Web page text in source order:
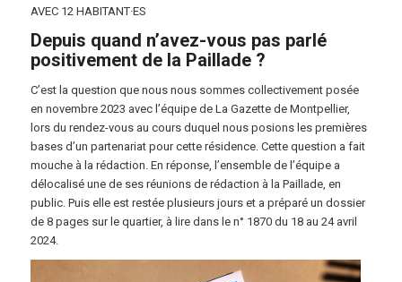
AVEC 12 HABITANT·ES
Depuis quand n’avez-vous pas parlé
positivement de la Paillade ?
C’est la question que nous nous sommes collectivement posée
en novembre 2023 avec l’équipe de La Gazette de Montpellier,
lors du rendez-vous au cours duquel nous posions les premières
bases d’un partenariat pour cette résidence. Cette question a fait
mouche à la rédaction. En réponse, l’ensemble de l’équipe a
délocalisé une de ses réunions de rédaction à la Paillade, en
public. Puis elle est restée plusieurs jours et a préparé un dossier
de 8 pages sur le quartier, à lire dans le n° 1870 du 18 au 24 avril
2024.